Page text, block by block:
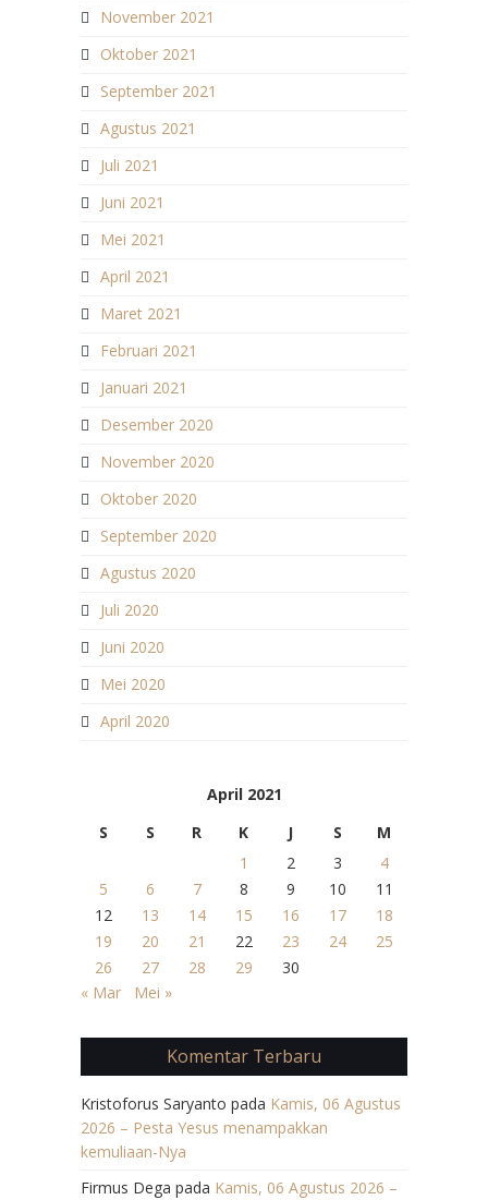
November 2021
Oktober 2021
September 2021
Agustus 2021
Juli 2021
Juni 2021
Mei 2021
April 2021
Maret 2021
Februari 2021
Januari 2021
Desember 2020
November 2020
Oktober 2020
September 2020
Agustus 2020
Juli 2020
Juni 2020
Mei 2020
April 2020
April 2021
S
S R K J S
M
1
2 3
4
5
6 7 8 9 10
11
12
13 14 15 16 17
18
19
20 21 22 23 24
25
26
27 28 29
30
« Mar
Mei »
Komentar Terbaru
Kristoforus Saryanto pada Kamis, 06 Agustus
2026 – Pesta Yesus menampakkan
kemuliaan-Nya
Firmus Dega pada Kamis, 06 Agustus 2026 –